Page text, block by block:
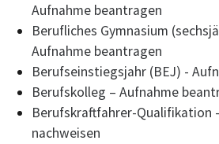
Aufnahme beantragen
Berufliches Gymnasium
Aufnahme beantragen
Berufseinstiegsjahr (BEJ) -
Berufskolleg – Aufnahme
Berufskraftfahrer-Qualifikation
nachweisen